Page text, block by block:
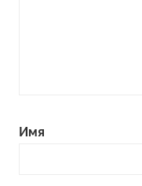
Имя